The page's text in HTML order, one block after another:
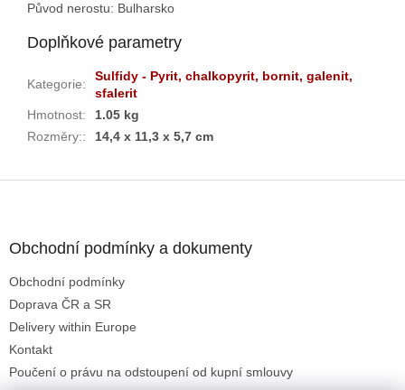
Původ nerostu: Bulharsko
Doplňkové parametry
Kategorie:
Sulfidy - Pyrit, chalkopyrit, bornit, galenit,
sfalerit
Hmotnost:
1.05 kg
Rozměry:: 14,4 x 11,3 x 5,7 cm
Obchodní podmínky a dokumenty
Obchodní podmínky
Doprava ČR a SR
Delivery within Europe
Kontakt
Poučení o právu na odstoupení od kupní smlouvy